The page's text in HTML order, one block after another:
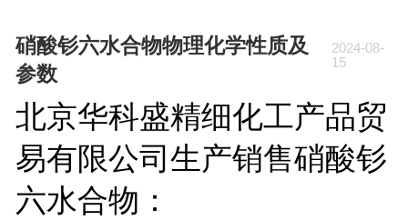
硝酸钐六水合物物理化学性质及
参数
2024-08-
15
北京华科盛精细化工产品贸
易有限公司生产销售硝酸钐
六水合物：